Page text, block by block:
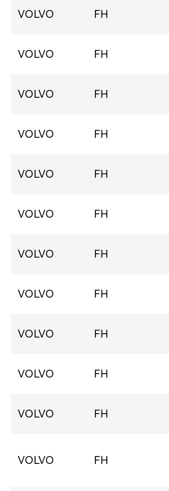
VOLVO FH
VOLVO FH
VOLVO FH
VOLVO FH
VOLVO FH
VOLVO FH
VOLVO FH
VOLVO FH
VOLVO FH
VOLVO FH
VOLVO FH
VOLVO FH